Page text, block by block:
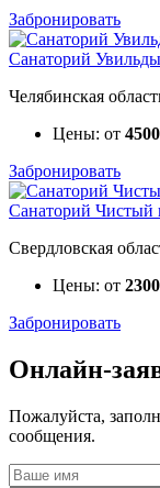
Забронировать
Санаторий Увильды
Челябинская
Цены: от
Забронировать
Санаторий Чистый
Свердловская
Цены: от
Забронировать
Онлайн-
Пожалуйста,
сообщения.